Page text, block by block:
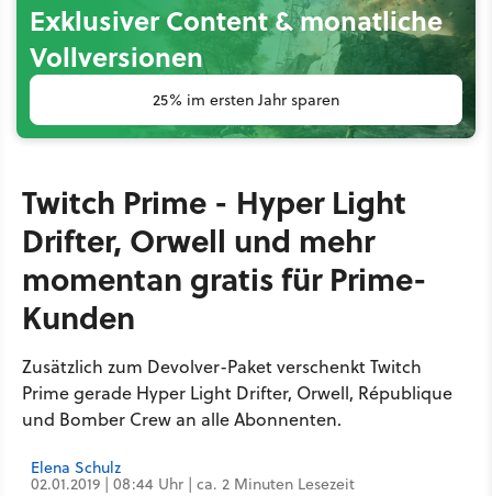
Exklusiver Content & monatliche
Vollversionen
25% im ersten Jahr sparen
Twitch Prime - Hyper Light
Drifter, Orwell und mehr
momentan gratis für Prime-
Kunden
Zusätzlich zum Devolver-Paket verschenkt Twitch
Prime gerade Hyper Light Drifter, Orwell, République
und Bomber Crew an alle Abonnenten.
Elena Schulz
02.01.2019 | 08:44 Uhr | ca. 2 Minuten Lesezeit